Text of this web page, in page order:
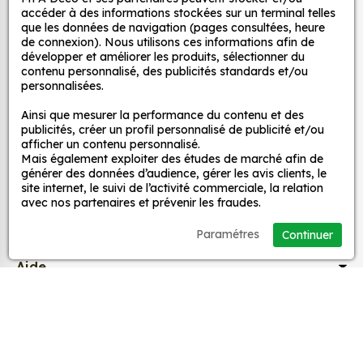
d’un meuble, d’une porte et de toute autre surface,
et ce, à moindre coût et sans effort.
Quels sont les avantages de nos stickers
décoration ?
Une grande variété de motifs et de couleurs :
nos Autocollant Drapeau allemand rond sont
disponibles dans une large gamme de motifs et
de couleurs, ce qui vous permet de trouver le
sticker parfait pour votre décoration.
Une installation facile : nos stickers sont faciles
à installer, même pour les débutants. Il suffit de
les décoller de leur support et de les coller sur
la surface souhaitée. Vous pouvez vous aider
décoratifs
MPA Déco
Nos services
Nos sites
Aide
accéder à des informations stockées sur un terminal telles
que les données de navigation (pages consultées, heure
de connexion). Nous utilisons ces informations afin de
développer et améliorer les produits, sélectionner du
contenu personnalisé, des publicités standards et/ou
personnalisées.
Ainsi que mesurer la performance du contenu et des
publicités, créer un profil personnalisé de publicité et/ou
afficher un contenu personnalisé.
Mais également exploiter des études de marché afin de
générer des données d’audience, gérer les avis clients, le
site internet, le suivi de l’activité commerciale, la relation
avec nos partenaires et prévenir les fraudes.
Continuer
Paramétres